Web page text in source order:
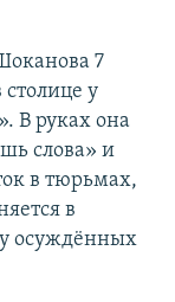
7
у
В руках она
слова» и
в тюрьмах,
в
осуждённых